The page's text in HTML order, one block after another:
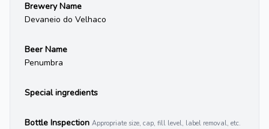
Brewery Name
Devaneio do Velhaco
Beer Name
Penumbra
Special ingredients
Bottle Inspection Appropriate size, cap, fill level, label removal, etc.